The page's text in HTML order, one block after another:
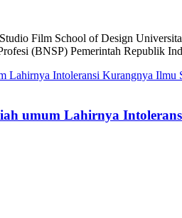
Film School of Design
(BNSP) Pemerintah Republik
umum Lahirnya